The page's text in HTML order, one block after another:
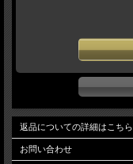
返品についての詳細はこちら
お問い合わせ